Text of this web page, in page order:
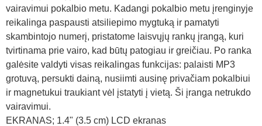
vairavimui pokalbio metu. Kadangi pokalbio metu įrenginyje
reikalinga paspausti atsiliepimo mygtuką ir pamatyti
skambintojo numerį, pristatome laisvųjų rankų įrangą, kuri
tvirtinama prie vairo, kad būtų patogiau ir greičiau. Po ranka
galėsite valdyti visas reikalingas funkcijas: palaisti MP3
grotuvą, persukti dainą, nusiimti ausinę privačiam pokalbiui
ir magnetukui traukiant vėl įstatyti į vietą. Ši įranga netrukdo
vairavimui.
EKRANAS; 1.4" (3.5 cm) LCD ekranas